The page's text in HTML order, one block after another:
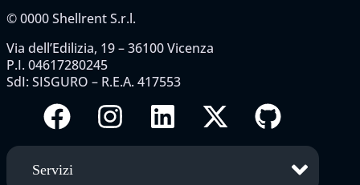
©0000Shellrent S.r.l.
Via dell’Edilizia, 19 – 36100 Vicenza
P.I. 04617280245
SdI: SISGURO – R.E.A. 417553
Servizi